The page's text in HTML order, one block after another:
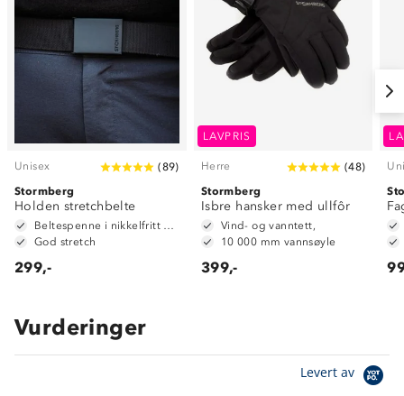
Unisex (89)
Stormberg
Holden stretchbelte
God stretch
299,-
LAVPRIS
Herre (48)
Stormberg
Isbre hansker med ullfôr
Vind- og vanntett,
10 000 mm vannsøyle
399,-
Vurderinger
Levert av